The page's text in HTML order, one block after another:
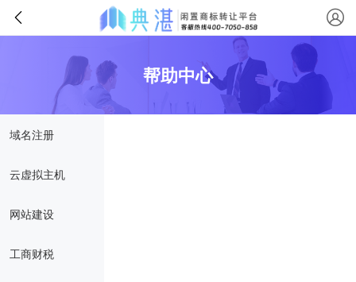
帮助中心
域名注册
云虚拟主机
网站建设
工商财税